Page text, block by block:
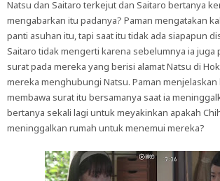
Natsu dan Saitaro terkejut dan Saitaro bertanya
mengabarkan itu padanya? Paman mengatakan
panti asuhan itu, tapi saat itu tidak ada siapapun
Saitaro tidak mengerti karena sebelumnya ia juga
surat pada mereka yang berisi alamat Natsu di
mereka menghubungi Natsu. Paman menjelaskan
membawa surat itu bersamanya saat ia
bertanya sekali lagi untuk meyakinkan apakah
meninggalkan rumah untuk menemui mereka?